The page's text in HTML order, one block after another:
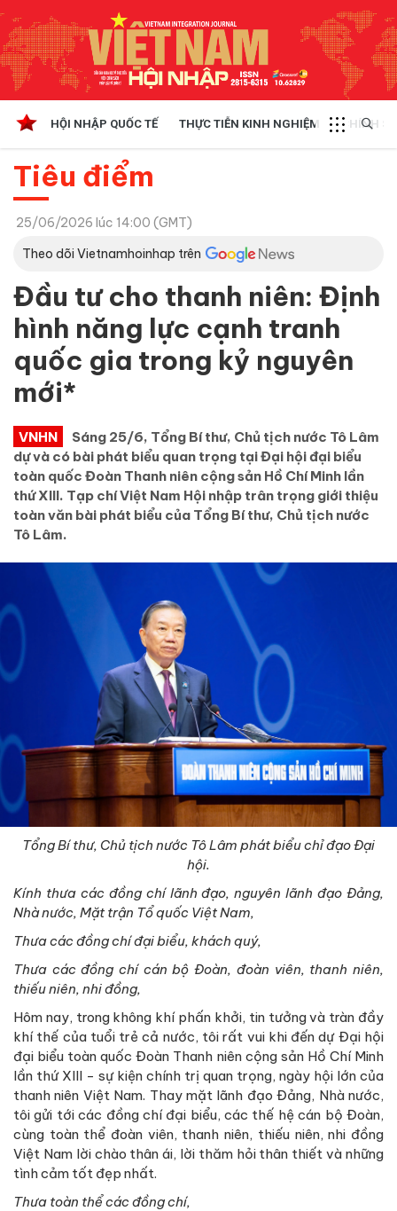
HỘI NHẬP QUỐC TẾ THỰC TIỄN KINH NGHIỆM CHÍNH
Tiêu điểm
25/06/2026 lúc 14:00 (GMT)
Theo dõi Vietnamhoinhap trên
Đầu tư cho thanh niên: Định
hình năng lực cạnh tranh
quốc gia trong kỷ nguyên
mới*
VNHN
Sáng 25/6, Tổng Bí thư, Chủ tịch nước Tô Lâm
dự và có bài phát biểu quan trọng tại Đại hội đại biểu
toàn quốc Đoàn Thanh niên cộng sản Hồ Chí Minh lần
thứ XIII. Tạp chí Việt Nam Hội nhập trân trọng giới thiệu
toàn văn bài phát biểu của Tổng Bí thư, Chủ tịch nước
Tô Lâm.
Tổng Bí thư, Chủ tịch nước Tô Lâm phát biểu chỉ đạo Đại
hội.
Kính thưa các đồng chí lãnh đạo, nguyên lãnh đạo Đảng,
Nhà nước, Mặt trận Tổ quốc Việt Nam,
Thưa các đồng chí đại biểu, khách quý,
Thưa các đồng chí cán bộ Đoàn, đoàn viên, thanh niên,
thiếu niên, nhi đồng,
Hôm nay, trong không khí phấn khởi, tin tưởng và tràn đầy
khí thế của tuổi trẻ cả nước, tôi rất vui khi đến dự Đại hội
đại biểu toàn quốc Đoàn Thanh niên cộng sản Hồ Chí Minh
lần thứ XIII - sự kiện chính trị quan trọng, ngày hội lớn của
thanh niên Việt Nam. Thay mặt lãnh đạo Đảng, Nhà nước,
tôi gửi tới các đồng chí đại biểu, các thế hệ cán bộ Đoàn,
cùng toàn thể đoàn viên, thanh niên, thiếu niên, nhi đồng
Việt Nam lời chào thân ái, lời thăm hỏi thân thiết và những
tình cảm tốt đẹp nhất.
Thưa toàn thểcác đồng chí,